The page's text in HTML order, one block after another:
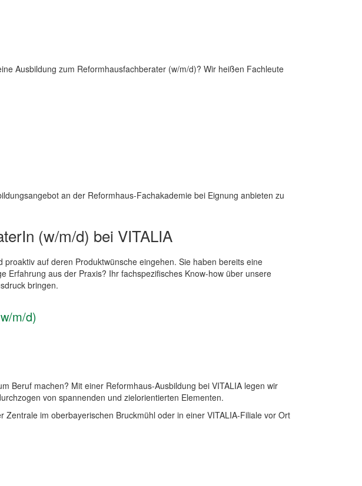
Ausbildung zum Reformhausfachberater (w/m/d)? Wir heißen Fachleute
an der Reformhaus-Fachakademie bei Eignung anbieten zu
(w/m/d) bei VITALIA
auf deren Produktwünsche eingehen. Sie haben bereits eine
Erfahrung aus der Praxis? Ihr fachspezifisches Know-how über unsere
bringen.
m/d)
Beruf machen? Mit einer Reformhaus-Ausbildung bei VITALIA legen wir
von spannenden und zielorientierten Elementen.
im oberbayerischen Bruckmühl oder in einer VITALIA-Filiale vor Ort